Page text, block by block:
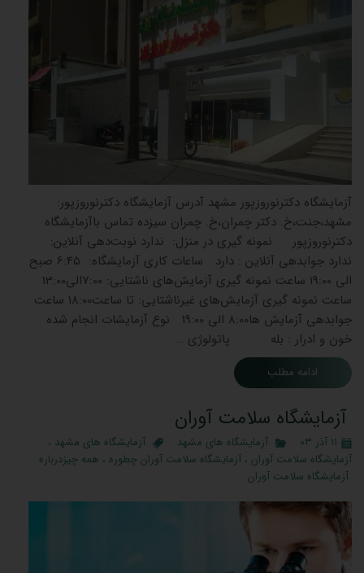
آزمایشگاه دکترنوروزپور مشهد آدرس آزمایشگاه دکترنوروزپور:
مشهد،جنت،خ. دکتر چمران،خ. چمران سیزده تماس باآزمایشگاه
دکترنوروزپور نمونه گیری در منزل: ندارد نوبت‌دهی آنلاین:
ندارد جوابدهی آنلاین : دارد ساعات کاری آزمایشگاه: 6:45 صبح
الی 19:00 ساعت نمونه گیری آزمایش‌های ناشتایی: 7:00الی13:00
ساعت نمونه گیری آزمایش‌های غیرناشتایی: تا ساعت18:00 ساعت
جوابدهی آزمایش ‌ها8:00 الی 19:00 نوع آزمایشات انجام شده
خون و ادرار : بله پاتولوژی …
ادامه مطلب
آزمایشگاه سلامت آوران
۱۱ آذر ۰۳ آزمایشگاه های مشهد آزمایشگاه های مشهد ،
آزمایشگاه سلامت آوران ، آزمایشگاه سلامت آوران چطوره ، همه چیزدرباره
آزمایشگاه سلامت آوران